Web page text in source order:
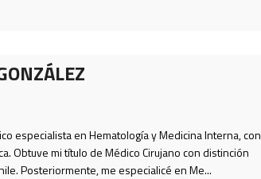
especialista en Hematología y Medicina Interna, con
Obtuve mi título de Médico Cirujano con distinción
Posteriormente, me especialicé en Me...